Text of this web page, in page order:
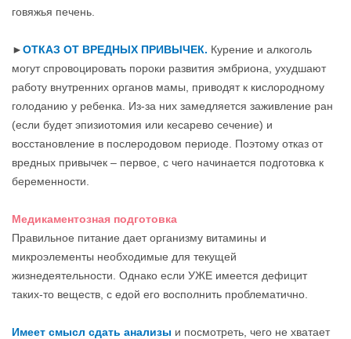
говяжья печень.
►ОТКАЗ ОТ ВРЕДНЫХ ПРИВЫЧЕК. Курение и алкоголь
могут спровоцировать пороки развития эмбриона, ухудшают
работу внутренних органов мамы, приводят к кислородному
голоданию у ребенка. Из-за них замедляется заживление ран
(если будет эпизиотомия или кесарево сечение) и
восстановление в послеродовом периоде. Поэтому отказ от
вредных привычек – первое, с чего начинается подготовка к
беременности.
Медикаментозная подготовка
Правильное питание дает организму витамины и
микроэлементы необходимые для текущей
жизнедеятельности. Однако если УЖЕ имеется дефицит
таких-то веществ, с едой его восполнить проблематично.
Имеет смысл сдать анализы и посмотреть, чего не хватает